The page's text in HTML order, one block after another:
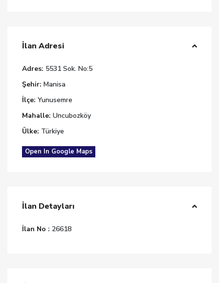
İlan Adresi
Adres: 5531 Sok. No:5
Şehir: Manisa
İlçe: Yunusemre
Mahalle: Uncubozköy
Ülke: Türkiye
Open In Google Maps
İlan Detayları
İlan No : 26618